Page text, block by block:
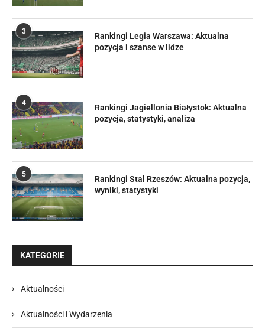
3
Rankingi Legia Warszawa: Aktualna
pozycja i szanse w lidze
4
Rankingi Jagiellonia Białystok: Aktualna
pozycja, statystyki, analiza
5
Rankingi Stal Rzeszów: Aktualna pozycja,
wyniki, statystyki
KATEGORIE
Aktualności
Aktualności i Wydarzenia